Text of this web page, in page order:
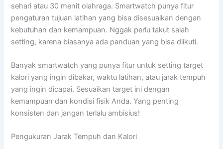
sehari atau 30 menit olahraga. Smartwatch punya fitur
pengaturan tujuan latihan yang bisa disesuaikan dengan
kebutuhan dan kemampuan. Nggak perlu takut salah
setting, karena biasanya ada panduan yang bisa diikuti.
Banyak smartwatch yang punya fitur untuk setting target
kalori yang ingin dibakar, waktu latihan, atau jarak tempuh
yang ingin dicapai. Sesuaikan target ini dengan
kemampuan dan kondisi fisik Anda. Yang penting
konsisten dan jangan terlalu ambisius!
Pengukuran Jarak Tempuh dan Kalori